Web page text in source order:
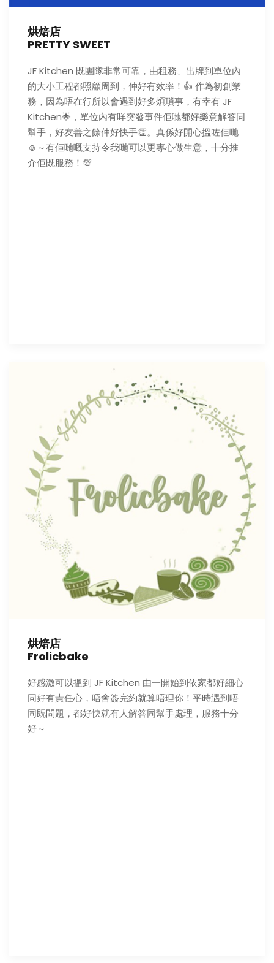
烘焙店
PRETTY SWEET
JF Kitchen 既團隊非常可靠，由租務、出牌到單位內
的大小工程都照顧周到，仲好有效率！👍 作為初創業
務，因為唔在行所以會遇到好多煩瑣事，有幸有 JF
Kitchen🌟，單位內有咩突發事件佢哋都好樂意解答同
幫手，好友善之餘仲好快手👏。真係好開心搵咗佢哋
☺️～有佢哋嘅支持令我哋可以更專心做生意，十分推
介佢既服務！💯
烘焙店
Frolicbake
好感激可以搵到 JF Kitchen 由一開始到依家都好細心
同好有責任心，唔會簽完約就算唔理你！平時遇到唔
同既問題，都好快就有人解答同幫手處理，服務十分
好～